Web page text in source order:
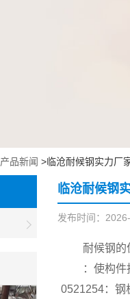
产品新闻 >临沧耐候钢实力厂
临沧耐候钢
发布时间：
耐候钢的
：使构
0521254：钢